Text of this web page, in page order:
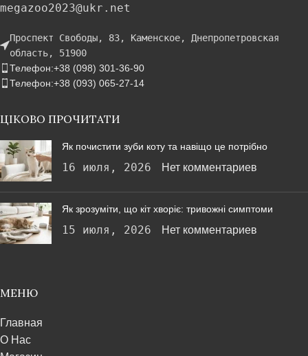
megazoo2023@ukr.net
Проспект Свободы, 83, Каменское, Днепропетровская
область, 51900
Телефон:+38 (098) 301-36-90
Телефон:+38 (093) 065-27-14
ЦІКОВО ПРОЧИТАТИ
Як почистити зуби коту та навіщо це потрібно
16 июля, 2026 Нет комментариев
Як зрозуміти, що кіт хворіє: тривожні симптоми
15 июля, 2026 Нет комментариев
МЕНЮ
Главная
О Нас